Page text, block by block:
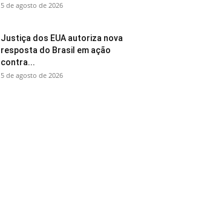
5 de agosto de 2026
Justiça dos EUA autoriza nova
resposta do Brasil em ação
contra...
5 de agosto de 2026